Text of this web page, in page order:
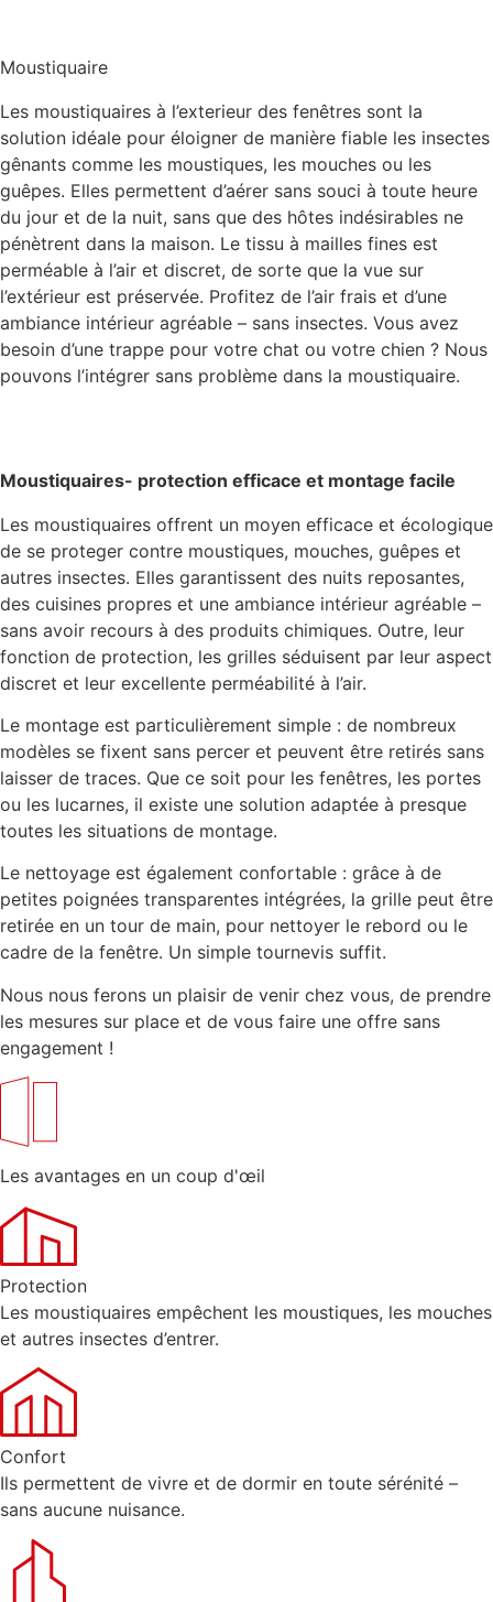
Moustiquaire
Les moustiquaires à l’exterieur des fenêtres sont la
solution idéale pour éloigner de manière fiable les insectes
gênants comme les moustiques, les mouches ou les
guêpes. Elles permettent d’aérer sans souci à toute heure
du jour et de la nuit, sans que des hôtes indésirables ne
pénètrent dans la maison. Le tissu à mailles fines est
perméable à l’air et discret, de sorte que la vue sur
l’extérieur est préservée. Profitez de l’air frais et d’une
ambiance intérieur agréable – sans insectes. Vous avez
besoin d’une trappe pour votre chat ou votre chien ? Nous
pouvons l’intégrer sans problème dans la moustiquaire.
Moustiquaires- protection efficace et montage facile
Les moustiquaires offrent un moyen efficace et écologique
de se proteger contre moustiques, mouches, guêpes et
autres insectes. Elles garantissent des nuits reposantes,
des cuisines propres et une ambiance intérieur agréable –
sans avoir recours à des produits chimiques. Outre, leur
fonction de protection, les grilles séduisent par leur aspect
discret et leur excellente perméabilité à l’air.
Le montage est particulièrement simple : de nombreux
modèles se fixent sans percer et peuvent être retirés sans
laisser de traces. Que ce soit pour les fenêtres, les portes
ou les lucarnes, il existe une solution adaptée à presque
toutes les situations de montage.
Le nettoyage est également confortable : grâce à de
petites poignées transparentes intégrées, la grille peut être
retirée en un tour de main, pour nettoyer le rebord ou le
cadre de la fenêtre. Un simple tournevis suffit.
Nous nous ferons un plaisir de venir chez vous, de prendre
les mesures sur place et de vous faire une offre sans
engagement !
Les avantages en un coup d'œil
Protection
Les moustiquaires empêchent les moustiques, les mouches
et autres insectes d’entrer.
Confort
Ils permettent de vivre et de dormir en toute sérénité –
sans aucune nuisance.